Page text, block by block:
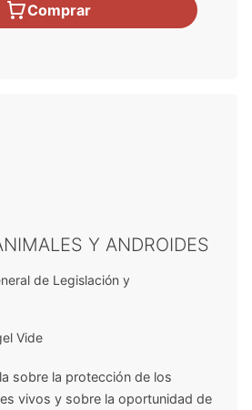
Comprar
Y ANDROIDES
de Legislación y
Vide
sobre la protección de los
vivos y sobre la oportunidad de